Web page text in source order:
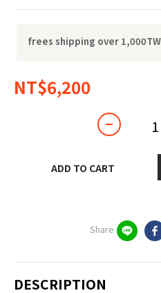
frees shipping over
NT$6,200
ADD TO CART
Share
DESCRIPTION